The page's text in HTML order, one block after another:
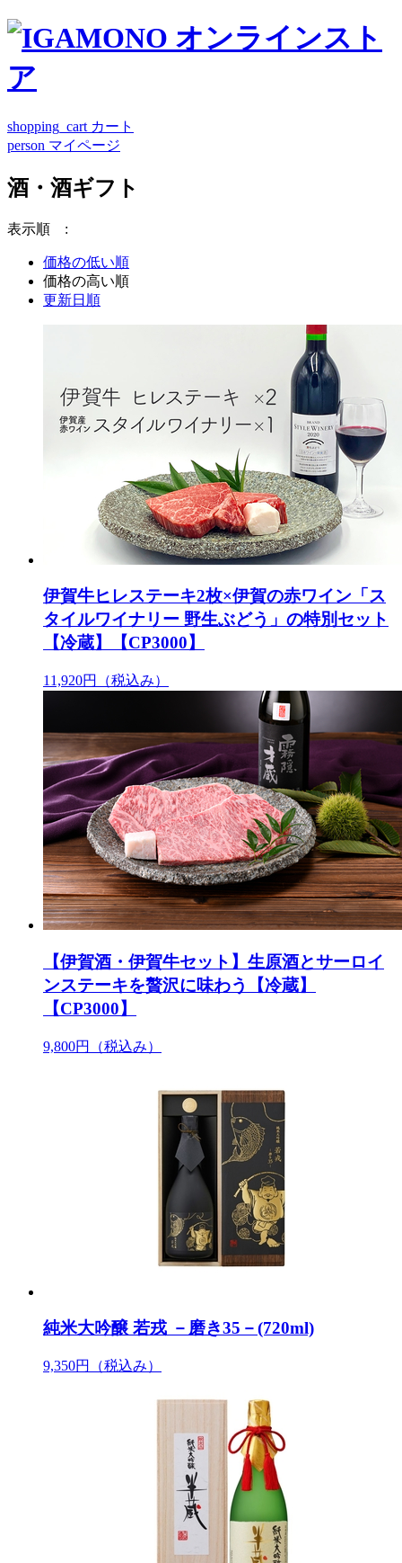
shopping_cart カート
person マイページ
酒・酒ギフト
表示順 :
価格の低い順
価格の高い順
更新日順
伊賀牛ヒレステーキ2枚×伊賀の赤ワイン「ス
タイルワイナリー 野生ぶどう」の特別セット
【冷蔵】【CP3000】
11,920円 （税込み）
【伊賀酒・伊賀牛セット】生原酒とサーロイ
ンステーキを贅沢に味わう【冷蔵】
【CP3000】
9,800円 （税込み）
純米大吟醸 若戎 －磨き35－(720ml)
9,350円 （税込み）